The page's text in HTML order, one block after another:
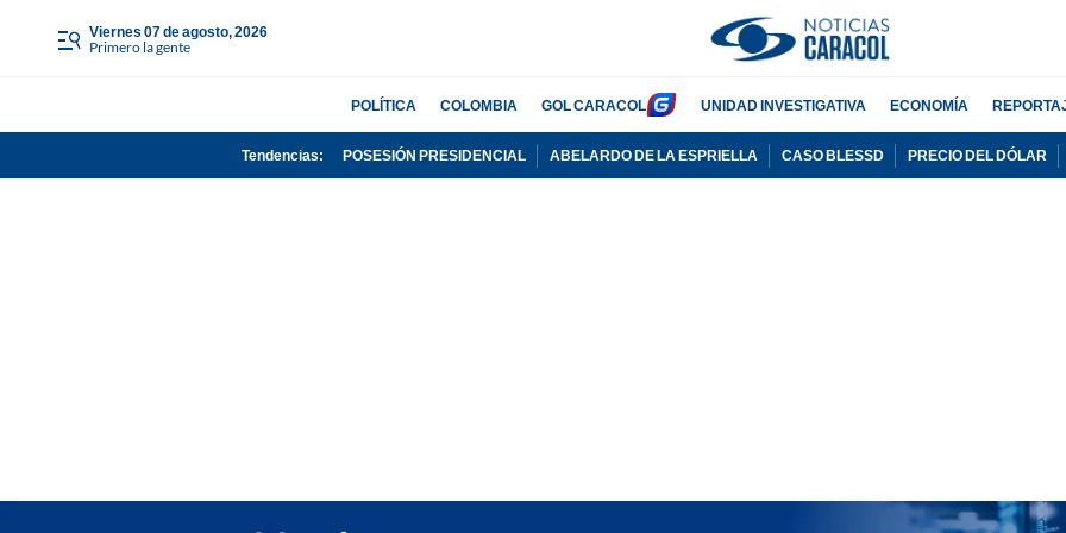
viernes 07 de agosto, 2026
Primero la gente
POLÍTICA COLOMBIA GOL CARACOL UNIDAD INVESTIGATIVA ECONOMÍA
Tendencias: POSESIÓN PRESIDENCIAL ABELARDO DE LA ESPRIELLA CASO BLESSD PRECIO DEL DÓLAR